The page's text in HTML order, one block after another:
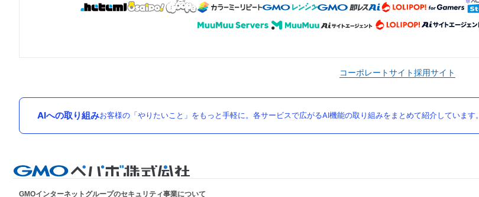
コーポレートサイト採用サイト
AIへの取り組みお客様の「やりたいこと」をもっと手軽に。各サービスで広がるAI機能の取り組みをまとめて紹介しています。
GMOインターネットグループのセキュリティ事業について